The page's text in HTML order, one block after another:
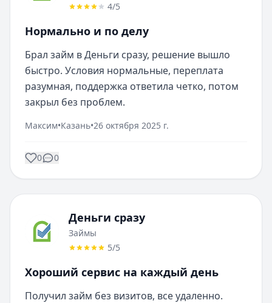
4/5
Нормально и по делу
Брал займ в Деньги сразу, решение вышло
быстро. Условия нормальные, переплата
разумная, поддержка ответила четко, потом
закрыл без проблем.
Максим•Казань•26 октября 2025 г.
0 0
Деньги сразу
Займы
5/5
Хороший сервис на каждый день
Получил займ без визитов, все удаленно.